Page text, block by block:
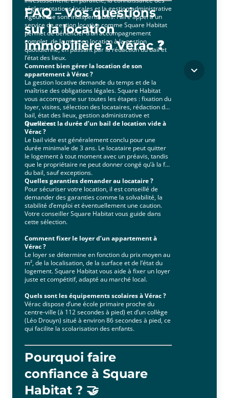
réglementations locales et la gestion administrative
rigoureuse sont indispensables. Faire appel à un
service de gestion locative comme Square Habitat
permet de bénéficier d’un accompagnement
complet, de la mise en location à la gestion
quotidienne, en passant par la rédaction du bail et
l’état des lieux.
FAQ – Vos questions
sur la location
immobilière à Vérac ❓
Comment bien gérer la location de son
appartement à Vérac ?
La gestion locative demande du temps et de la
maîtrise des obligations légales. Square Habitat
vous accompagne sur toutes les étapes : fixation du
loyer, visites, sélection des locataires, rédaction du
bail, état des lieux, gestion administrative et
financière.
Quelle est la durée d’un bail de location vide à
Vérac ?
Le bail vide est généralement conclu pour une
durée minimale de 3 ans. Le locataire peut quitter
le logement à tout moment avec un préavis, tandis
que le propriétaire ne peut donner congé qu’à la fin
du bail, sauf exceptions.
Quelles garanties demander au locataire ?
Pour sécuriser votre location, il est conseillé de
demander des garanties comme la solvabilité, la
stabilité d’emploi et éventuellement une caution.
Votre conseiller Square Habitat vous guide dans
cette sélection.
Comment fixer le loyer d’un appartement à
Vérac ?
Le loyer se détermine en fonction du prix moyen au
m², de la localisation, de la surface et de l’état du
logement. Square Habitat vous aide à fixer un loyer
juste et compétitif, adapté au marché local.
Quels sont les équipements scolaires à Vérac ?
Vérac dispose d’une école primaire proche du
centre-ville (à 112 secondes à pied) et d’un collège
(Léo Drouyn) situé à environ 86 secondes à pied, ce
qui facilite la scolarisation des enfants.
Pourquoi faire
confiance à Square
Habitat ? 🤝